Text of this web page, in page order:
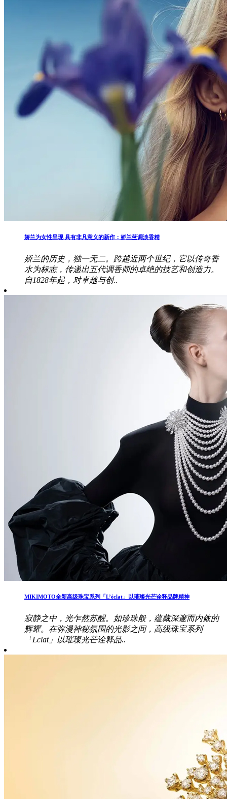
娇兰为女性呈现 具有非凡意义的新作：娇兰蓝调淡香精
娇兰的历史，独一无二。跨越近两个世纪，它以传奇香
水为标志，传递出五代调香师的卓绝的技艺和创造力。
自1828年起，对卓越与创..
MIKIMOTO全新高级珠宝系列「L’éclat」以璀璨光芒诠释品牌精神
寂静之中，光乍然苏醒。如珍珠般，蕴藏深邃而内敛的
辉耀。在弥漫神秘氛围的光影之间，高级珠宝系列
「Lclat」以璀璨光芒诠释品..